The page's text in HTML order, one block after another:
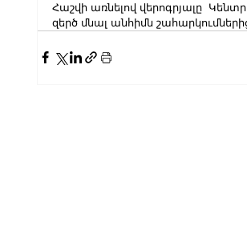
Հաշվի առնելով վերոգրյալը
զերծ մնալ անհիմն